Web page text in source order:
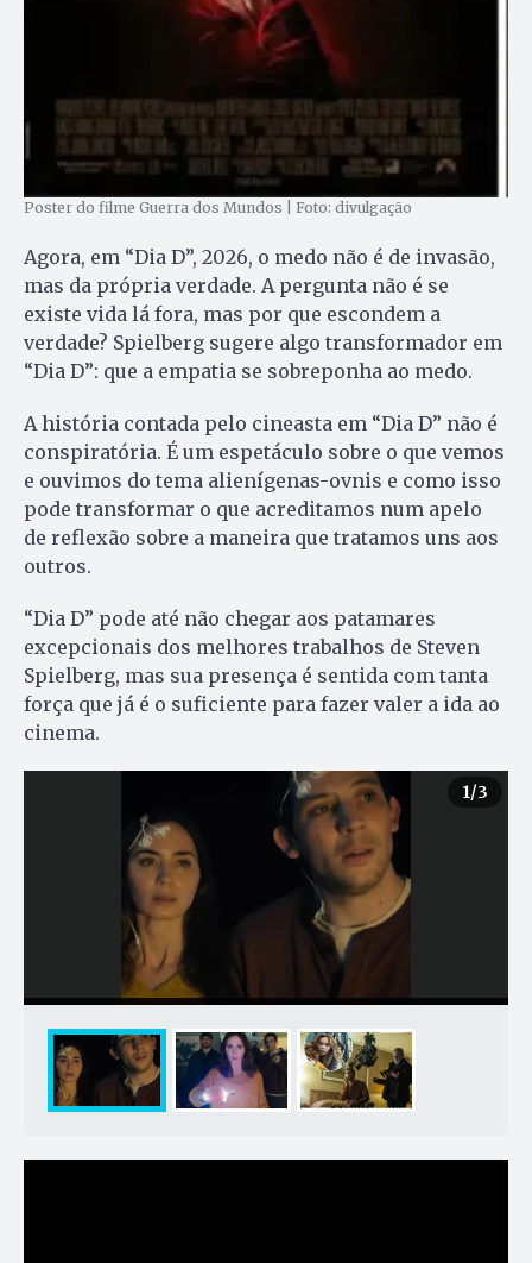
Poster do filme Guerra dos Mundos | Foto: divulgação
Agora, em “Dia D”, 2026, o medo não é de invasão,
mas da própria verdade. A pergunta não é se
existe vida lá fora, mas por que escondem a
verdade? Spielberg sugere algo transformador em
“Dia D”: que a empatia se sobreponha ao medo.
A história contada pelo cineasta em “Dia D” não é
conspiratória. É um espetáculo sobre o que vemos
e ouvimos do tema alienígenas-ovnis e como isso
pode transformar o que acreditamos num apelo
de reflexão sobre a maneira que tratamos uns aos
outros.
“Dia D” pode até não chegar aos patamares
excepcionais dos melhores trabalhos de Steven
Spielberg, mas sua presença é sentida com tanta
força que já é o suficiente para fazer valer a ida ao
cinema.
1/3